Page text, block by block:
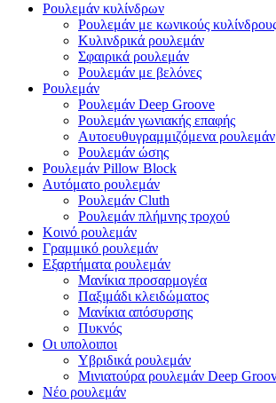
Ρουλεμάν κυλίνδρων
Ρουλεμάν με κωνικούς
Κυλινδρικά ρουλεμάν
Σφαιρικά ρουλεμάν
Ρουλεμάν με βελόνες
Ρουλεμάν
Ρουλεμάν Deep Groove
Ρουλεμάν γωνιακής επαφής
Αυτοευθυγραμμιζόμενα ρουλεμάν
Ρουλεμάν ώσης
Ρουλεμάν Pillow Block
Αυτόματο ρουλεμάν
Ρουλεμάν Cluth
Ρουλεμάν πλήμνης τροχού
Κοινό ρουλεμάν
Γραμμικό ρουλεμάν
Εξαρτήματα ρουλεμάν
Μανίκια προσαρμογέα
Παξιμάδι κλειδώματος
Μανίκια απόσυρσης
Πυκνός
Οι υπολοιποι
Υβριδικά ρουλεμάν
Μινιατούρα ρουλεμάν Deep
Νέο ρουλεμάν